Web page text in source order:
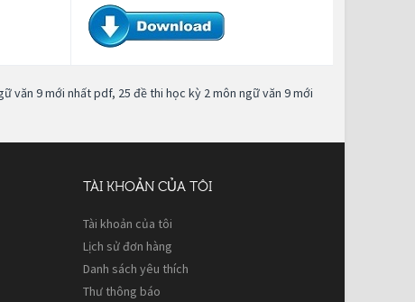
văn 9 mới nhất pdf, 25 đề thi học kỳ 2 môn ngữ văn 9 mới
TÀI KHOẢN CỦA TÔI
Tài khoản của tôi
Lịch sử đơn hàng
Danh sách yêu thích
Thư thông báo